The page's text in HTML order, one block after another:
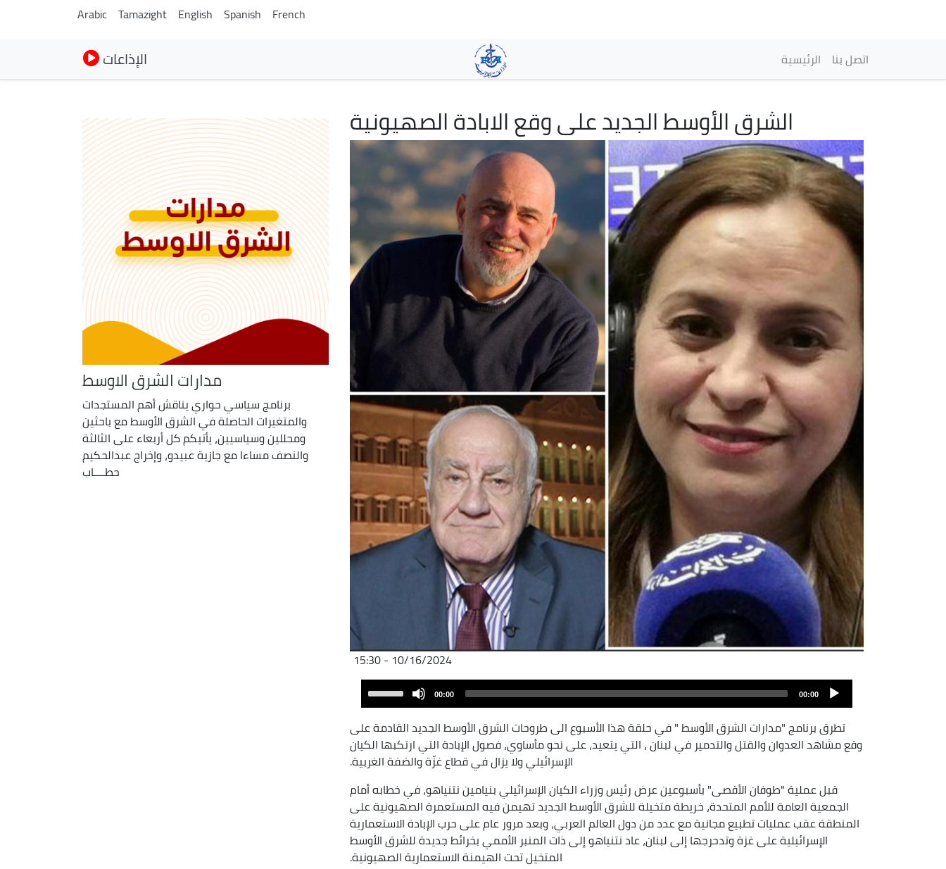
main
content
Arabic Tamazight English Spanish French
الإذاعات Main navigation
الرئيسية اتصل بنا
الشرق الأوسط الجديد على وقع الابادة الصهيونية
Image
10/16/2024 - 15:30
Player
00:00
00:00
keys
to
increase
or
decrease
volume.
تطرق برنامج "مدارات الشرق الأوسط " في حلقة هذا الأسبوع الى طروحات الشرق الأوسط الجديد القادمة على
وقع مشاهد العدوان والقتل والتدمير في لبنان ، التي يتعيد، على نحو مأساوي، فصول الإبادة التي ارتكبها الكيان
الإسرائيلي ولا يزال في قطاع غزّة والضفة الغربية.
قبل عملية "طوفان الأقصى" بأسبوعين عرض رئيس وزراء الكيان الإسرائيلي بنيامين نتنياهو، في خطابه أمام
الجمعية العامة للأمم المتحدة، خريطة متخيلة للشرق الأوسط الجديد تهيمن فيه المستعمرة الصهيونية على
المنطقة عقب عمليات تطبيع مجانية مع عدد من دول العالم العربي، وبعد مرور عام على حرب الإبادة الاستعمارية
الإسرائيلية على غزة وتدحرجها إلى لبنان، عاد نتنياهو إلى ذات المنبر الأممي بخرائط جديدة للشرق الأوسط
المتخيل تحت الهيمنة الاستعمارية الصهيونية.
مدارات الشرق الاوسط
برنامج سياسي حواري يناقش أهم المستجدات
والمتغيرات الحاصلة في الشرق الأوسط مع باحثين
ومحللين وسياسيين، يأتيكم كل أربعاء على الثالثة
والنصف مساءا مع جازية عبيدو، وإخراج عبدالحكيم
حطــــاب